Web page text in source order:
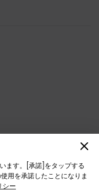
ます。[承諾]をタップする
用を承諾したことになりま
シー